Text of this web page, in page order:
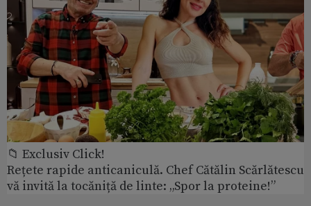
📁 Exclusiv Click!
Rețete rapide anticaniculă. Chef Cătălin Scărlătescu
vă invită la tocăniță de linte: „Spor la proteine!”